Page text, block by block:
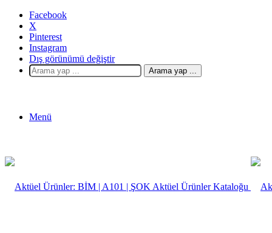
Facebook
X
Pinterest
Instagram
Dış görünümü değiştir
Arama yap ...
Menü